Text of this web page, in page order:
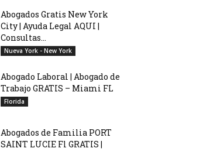
Abogados Gratis New York
City | Ayuda Legal AQUI |
Consultas...
Nueva York - New York
Abogado Laboral | Abogado de
Trabajo GRATIS – Miami FL
Florida
Abogados de Familia PORT
SAINT LUCIE Fl GRATIS |